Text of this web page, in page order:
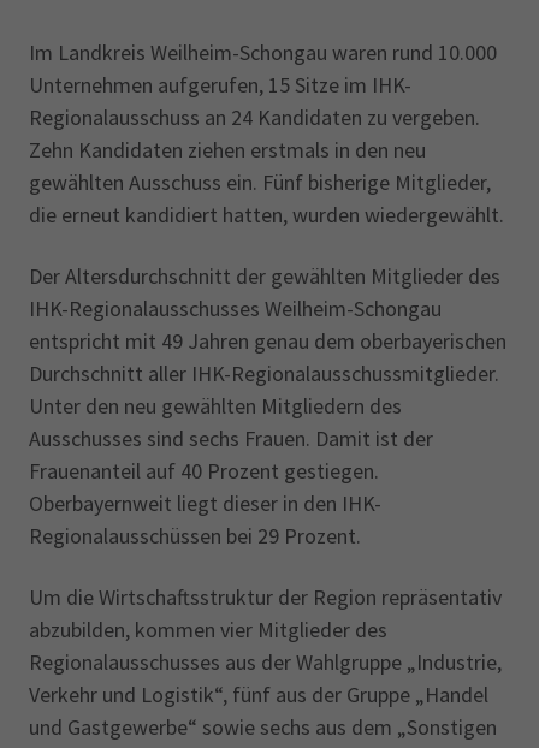
Karriere
Presse
EN
IHK Akademie
Magazin Log-in
34i
Betriebswirt Prüfbericht
Im Landkreis Weilheim-Schongau waren rund 10.000
Unternehmen aufgerufen, 15 Sitze im IHK-
Regionalausschuss an 24 Kandidaten zu vergeben.
Zehn Kandidaten ziehen erstmals in den neu
gewählten Ausschuss ein. Fünf bisherige Mitglieder,
die erneut kandidiert hatten, wurden wiedergewählt.
Der Altersdurchschnitt der gewählten Mitglieder des
IHK-Regionalausschusses Weilheim-Schongau
entspricht mit 49 Jahren genau dem oberbayerischen
Durchschnitt aller IHK-Regionalausschussmitglieder.
Unter den neu gewählten Mitgliedern des
Ausschusses sind sechs Frauen. Damit ist der
Frauenanteil auf 40 Prozent gestiegen.
Oberbayernweit liegt dieser in den IHK-
Regionalausschüssen bei 29 Prozent.
Um die Wirtschaftsstruktur der Region repräsentativ
abzubilden, kommen vier Mitglieder des
Regionalausschusses aus der Wahlgruppe „Industrie,
Verkehr und Logistik“, fünf aus der Gruppe „Handel
und Gastgewerbe“ sowie sechs aus dem „Sonstigen